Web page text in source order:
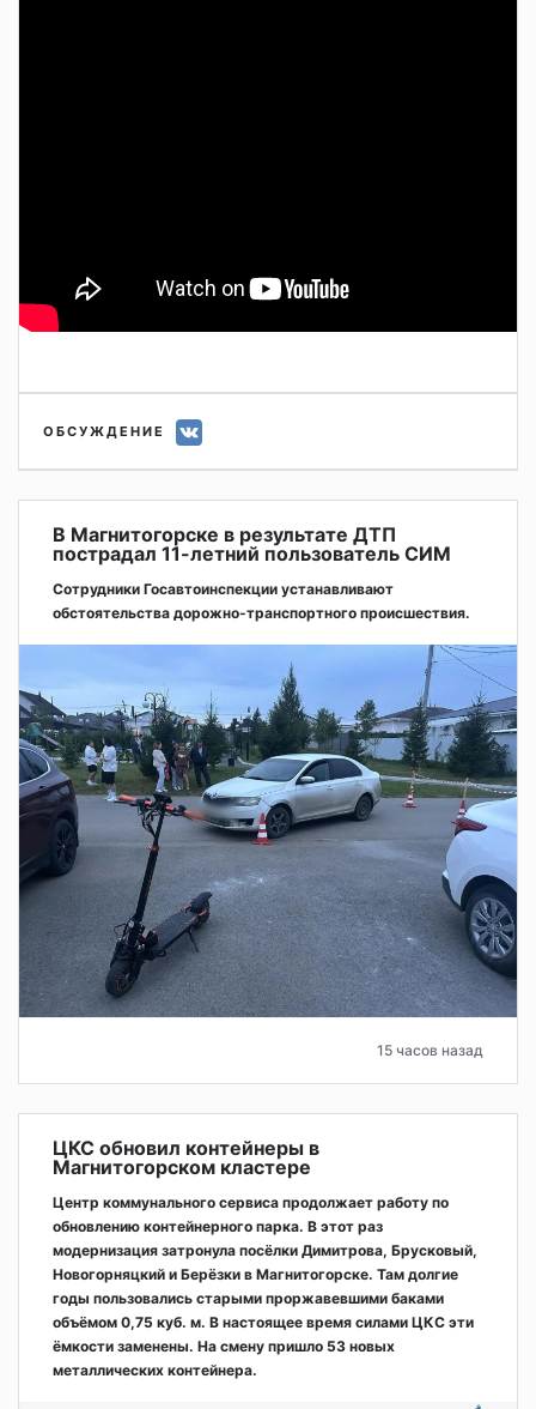
ОБСУЖДЕНИЕ
В Магнитогорске в результате ДТП
пострадал 11-летний пользователь СИМ
Сотрудники Госавтоинспекции устанавливают
обстоятельства дорожно-транспортного происшествия.
15 часов назад
ЦКС обновил контейнеры в
Магнитогорском кластере
Центр коммунального сервиса продолжает работу по
обновлению контейнерного парка. В этот раз
модернизация затронула посёлки Димитрова, Брусковый,
Новогорняцкий и Берёзки в Магнитогорске. Там долгие
годы пользовались старыми проржавевшими баками
объёмом 0,75 куб. м. В настоящее время силами ЦКС эти
ёмкости заменены. На смену пришло 53 новых
металлических контейнера.